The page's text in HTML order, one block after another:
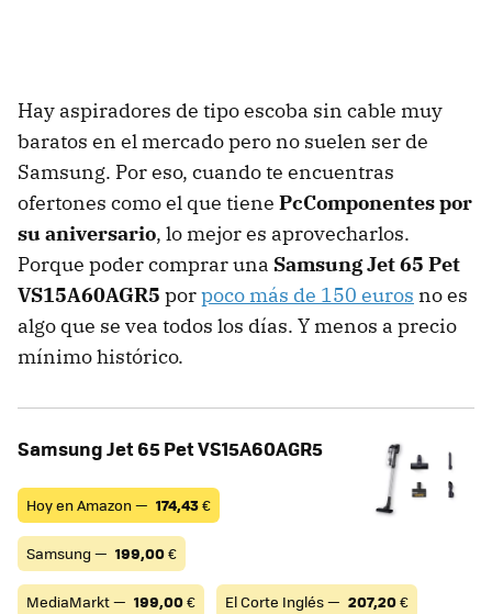
Hay aspiradores de tipo escoba sin cable muy
baratos en el mercado pero no suelen ser de
Samsung. Por eso, cuando te encuentras
ofertones como el que tiene PcComponentes por
su aniversario, lo mejor es aprovecharlos.
Porque poder comprar una Samsung Jet 65 Pet
VS15A60AGR5 porpoco más de 150 euros no es
algo que se vea todos los días. Y menos a precio
mínimo histórico.
Samsung Jet 65 Pet VS15A60AGR5
Hoy en Amazon — 174,43€
Samsung — 199,00€
MediaMarkt — 199,00€ El Corte Inglés — 207,20€